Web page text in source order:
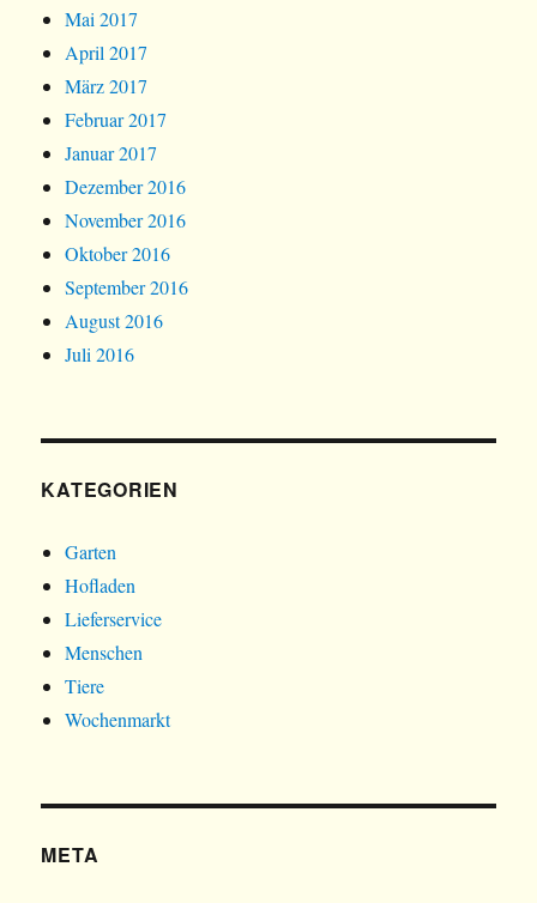
Mai 2017
April 2017
März 2017
Februar 2017
Januar 2017
Dezember 2016
November 2016
Oktober 2016
September 2016
August 2016
Juli 2016
KATEGORIEN
Garten
Hofladen
Lieferservice
Menschen
Tiere
Wochenmarkt
META